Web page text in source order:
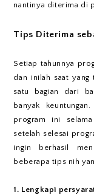
nantinya diterima di
Tips Diterima
Setiap tahunnya
dan inilah saat yang
satu bagian dari
banyak
program ini
setelah selesai
ingin berhasil
beberapa tips nih
1. Lengkapi